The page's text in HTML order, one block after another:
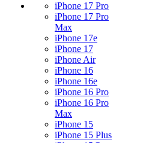
iPhone 17 Pro
iPhone 17 Pro
Max
iPhone 17e
iPhone 17
iPhone Air
iPhone 16
iPhone 16e
iPhone 16 Pro
iPhone 16 Pro
Max
iPhone 15
iPhone 15 Plus